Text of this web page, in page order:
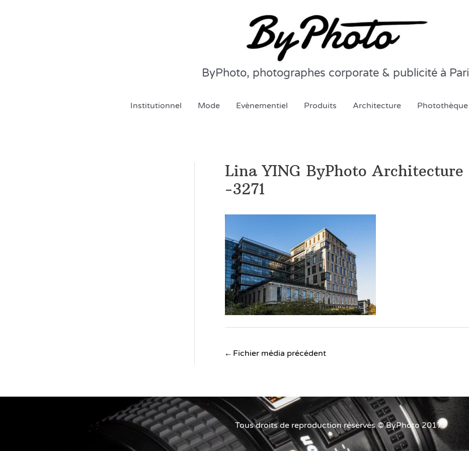
ByPhoto, photographes corporate & publicité à
Institutionnel Mode Evènementiel Produits Architecture Photothèque
Lina YING ByPhoto Architecture
-3271
Navigation
←Fichier média précédent
Tous droits de reproduction réservés © ByPhoto 2017